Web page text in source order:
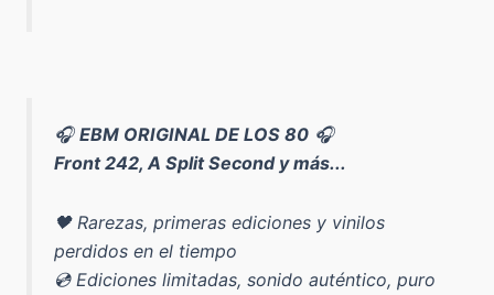
🎧EBM ORIGINAL DE LOS 80 🎧
Front 242, A Split Second y más...
🖤 Rarezas, primeras ediciones y vinilos
perdidos en el tiempo
💿 Ediciones limitadas, sonido auténtico, puro